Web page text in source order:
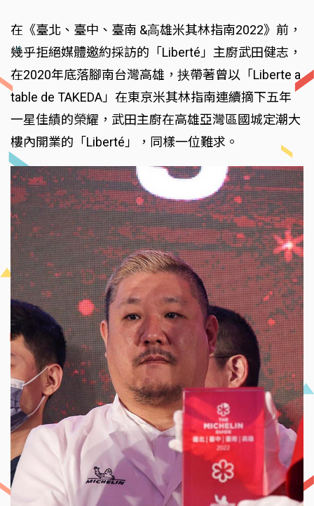
在《臺北、臺中、臺南 &⾼雄米其林指南2022》前，
幾乎拒絕媒體邀約採訪的「Liberté」主廚武田健志，
在2020年底落腳南台灣高雄，挟帶著曾以「Liberte a
table de TAKEDA」在東京米其林指南連續摘下五年
一星佳績的榮耀，武田主廚在高雄亞灣區國城定潮大
樓內開業的「Liberté」，同樣一位難求。